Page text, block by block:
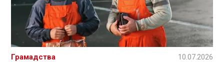
Грамадства 10.07.2026